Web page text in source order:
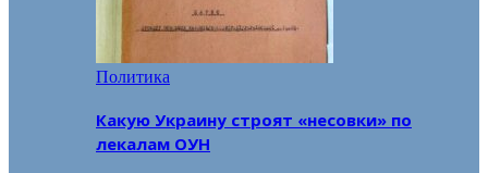
Политика
Какую Украину строят «несовки» по
лекалам ОУН